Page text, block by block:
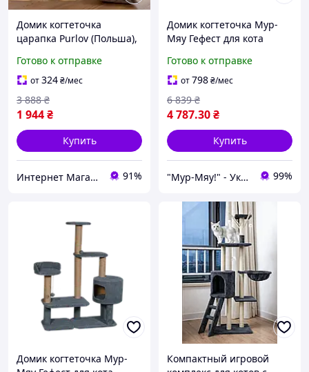
Домик когтеточка
царапка Purlov (Польша),
Дряпалка для кота,
Царапка игровой
комплекс для кошек, MTS
Готово к отправке
от324₴/мес
1 944₴
3 888 ₴
Купить
Интернет Магазин "StepShop" 91%
Домик когтеточка Мур-
Мяу Гефест для кота
120х50х137см в
сизалевой веревке Серый
МТ
Готово к отправке
от798₴/мес
4 787.30₴
6 839 ₴
Купить
"Мур-Мяу!" - Украинский производитель мебели для домашних животных! 99%
Домик когтеточка Мур-
Компактный игровой